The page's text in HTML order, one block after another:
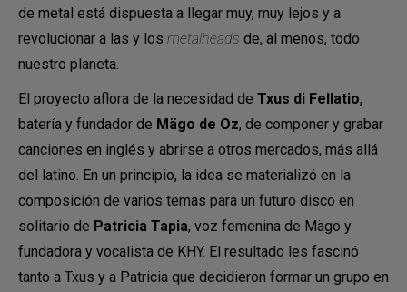
de metal está dispuesta a llegar muy, muy lejos y a
revolucionar a las y los metalheads de, al menos, todo
nuestro planeta.
El proyecto aflora de la necesidad de Txus di Fellatio,
batería y fundador de Mägo de Oz, de componer y grabar
canciones en inglés y abrirse a otros mercados, más allá
del latino. En un principio, la idea se materializó en la
composición de varios temas para un futuro disco en
solitario de Patricia Tapia, voz femenina de Mägo y
fundadora y vocalista de KHY. El resultado les fascinó
tanto a Txus y a Patricia que decidieron formar un grupo en